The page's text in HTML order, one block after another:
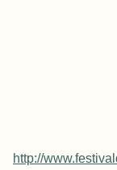
http://